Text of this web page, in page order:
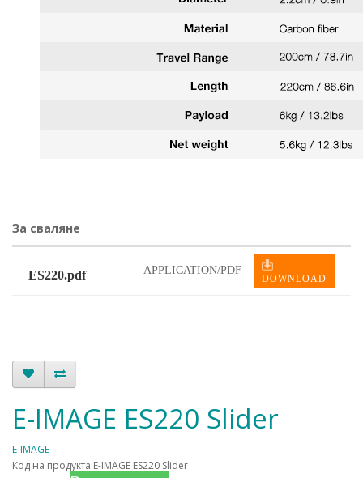
За сваляне
ES220.pdf APPLICATION/PDF
DOWNLOAD
E-IMAGE ES220 Slider
E-IMAGE
Код на продукта:E-IMAGE ES220 Slider